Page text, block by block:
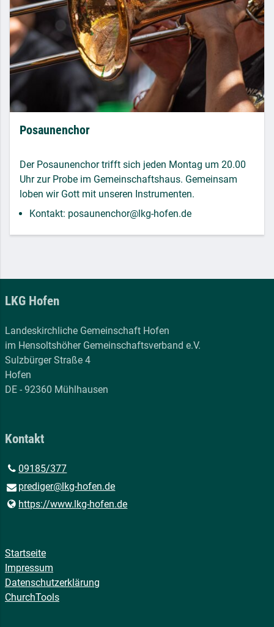
Posaunenchor
Der Posaunenchor trifft sich jeden Montag um 20.00
Uhr zur Probe im Gemeinschaftshaus. Gemeinsam
loben wir Gott mit unseren Instrumenten.
Kontakt: posaunenchor@lkg-hofen.de
LKG Hofen
Landeskirchliche Gemeinschaft Hofen
im Hensoltshöher Gemeinschaftsverband e.V.
Sulzbürger Straße 4
Hofen
DE - 92360 Mühlhausen
Kontakt
09185/377
prediger@​lkg-hofen.​de
https://www.​lkg-hofen.​de
Startseite
Impressum
Datenschutzerklärung
ChurchTools